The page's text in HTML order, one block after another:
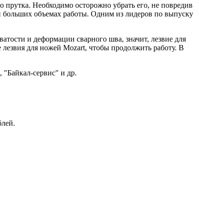
Необходимо осторожно убрать его, не повредив
объемах работы. Одним из лидеров по выпуску
и деформации сварного шва, значит, лезвие для
для ножей Mozart, чтобы продолжить работу. В
сервис" и др.